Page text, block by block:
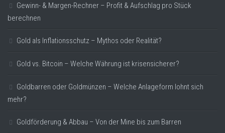
Gewinn- & Margen-Rechner – Profit & Aufschlag pro Stück
berechnen
Gold als Inflationsschutz – Mythos oder Realität?
Gold vs. Bitcoin – Welche Währung ist krisensicherer?
Goldbarren oder Goldmünzen – Welche Anlageform lohnt sich
mehr?
Goldförderung & Abbau – Von der Mine bis zum Barren